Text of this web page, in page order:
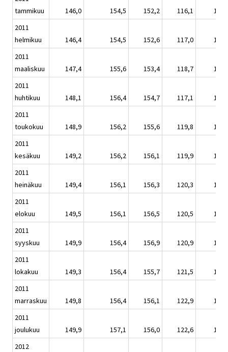
tammikuu
146,0 154,5 152,2 116,1
2011
helmikuu
146,4 154,5 152,6 117,0
2011
maaliskuu
147,4 155,6 153,4 118,7
2011
huhtikuu
148,1 156,4 154,7 117,1
2011
toukokuu
148,9 156,2 155,6 119,8
2011
kesäkuu
149,2 156,2 156,1 119,9
2011
heinäkuu
149,4 156,1 156,3 120,3
2011
elokuu
149,5 156,1 156,5 120,5
2011
syyskuu
149,9 156,4 156,9 120,9
2011
lokakuu
149,3 156,4 155,7 121,5
2011
marraskuu
149,8 156,4 156,1 122,9
2011
joulukuu
149,9 157,1 156,0 122,6
2012